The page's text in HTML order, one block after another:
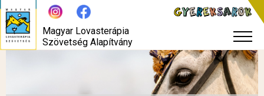
Magyar Lovasterápia
Szövetség Alapítvány